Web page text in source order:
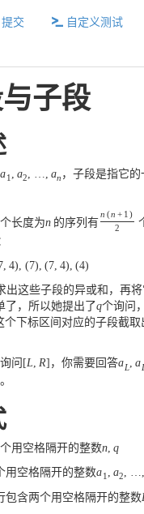
提交 自定义测试
子段
a1, a2, …, an ，子段是指它
长度为n 的序列有
n (n + 1 )
2
, 4), (7), (7, 4), (4)
出这些子段的异或和，再
了，所以她提出了q个询问
个下标区间对应的子段截
问 [L, R] ，你需要回答aL, a
用空格隔开的整数n q
用空格隔开的整数a1 a2
包含两个用空格隔开的整数